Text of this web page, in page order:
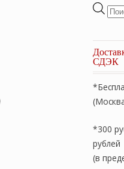
СДЭК
*300
рублей
(в